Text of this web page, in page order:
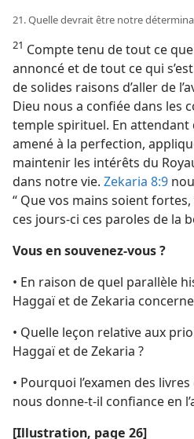
21. Quelle devrait être notre
21 Compte tenu de tout ce
annoncé et de tout ce qui
de solides raisons d’aller de
Dieu nous a confiée dans les
temple spirituel. En attendant
amené à la perfection,
maintenir les intérêts du
dans notre vie. Zekaria 8:9
“ Que vos mains soient
ces jours-​ci ces paroles de la
Vous en souvenez-​vous ?
• En raison de quel parallèle
Haggaï et de Zekaria
• Quelle leçon relative aux
Haggaï et de Zekaria ?
• Pourquoi l’examen des
nous donne-​t-​il confiance en
[Illustration, page 26]